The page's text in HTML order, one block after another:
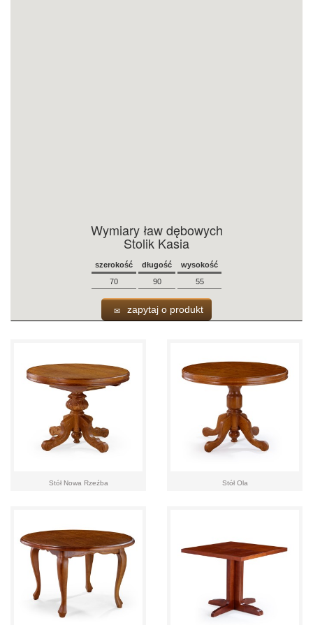
Wymiary ław dębowych
Stolik Kasia
szerokość długość
wysokość
70
90 55
zapytaj o produkt
Stół Nowa Rzeźba Stół Ola